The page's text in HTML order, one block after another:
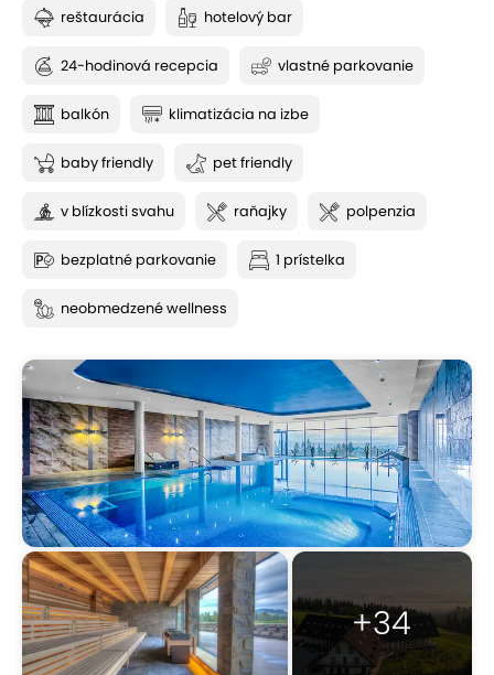
reštaurácia hotelový bar
24-hodinová recepcia vlastné parkovanie
balkón klimatizácia na izbe
baby friendly pet friendly
v blízkosti svahu raňajky polpenzia
bezplatné parkovanie 1 prístelka
neobmedzené wellness
+34